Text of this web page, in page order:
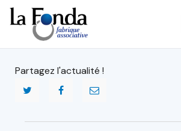
Aller
au
contenu
principal
Partagez l'actualité !